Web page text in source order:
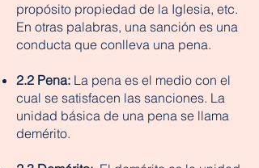
propósito propiedad de la Iglesia, etc.
En otras palabras, una sanción es una
conducta que conlleva una pena.
2.2 Pena: La pena es el medio con el
cual se satisfacen las sanciones. La
unidad básica de una pena se llama
demérito.